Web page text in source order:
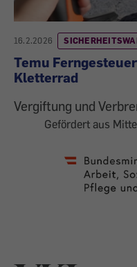
16.2.2026
Temu
Kletterrad
Vergiftung und
Gefördert aus